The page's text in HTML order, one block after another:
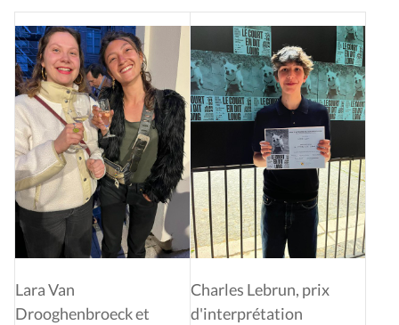
Lara Van
Drooghenbroeck et
Charles Lebrun, prix
d'interprétation